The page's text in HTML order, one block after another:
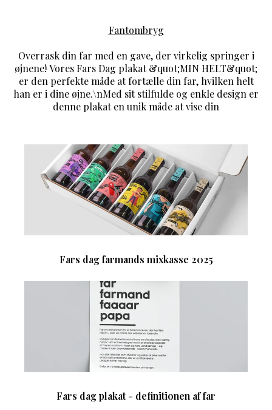
Fantombryg
Overrask din far med en gave, der virkelig springer i
øjnene! Vores Fars Dag plakat &quot;MIN HELT&quot;
er den perfekte måde at fortælle din far, hvilken helt
han er i dine øjne.\nMed sit stilfulde og enkle design er
denne plakat en unik måde at vise din
Fars dag farmands mixkasse 2025
Fars dag plakat - definitionen af far